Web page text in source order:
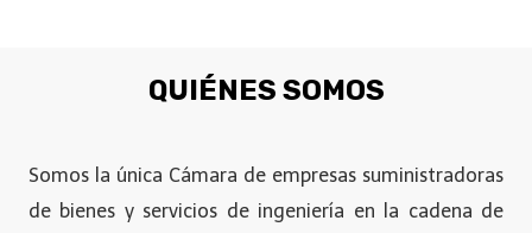
QUIÉNES SOMOS
Somos la única Cámara de empresas suministradoras
de bienes y servicios de ingeniería en la cadena de